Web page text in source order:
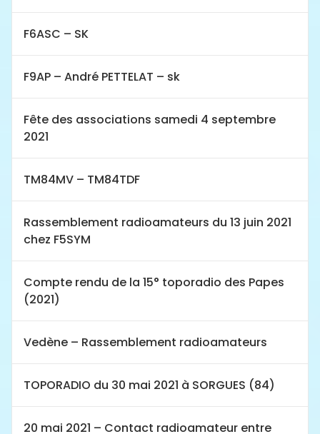
F6ASC – SK
F9AP – André PETTELAT – sk
Fête des associations samedi 4 septembre
2021
TM84MV – TM84TDF
Rassemblement radioamateurs du 13 juin 2021
chez F5SYM
Compte rendu de la 15° toporadio des Papes
(2021)
Vedène – Rassemblement radioamateurs
TOPORADIO du 30 mai 2021 à SORGUES (84)
20 mai 2021 – Contact radioamateur entre